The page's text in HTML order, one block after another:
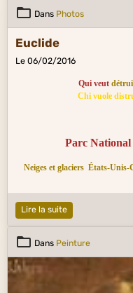
Dans Photos
Euclide
Le 06/02/2016
Qui veut
Chi vuole
Parc
Neiges et glaciers États-Unis-
Lire la suite
Dans Peinture